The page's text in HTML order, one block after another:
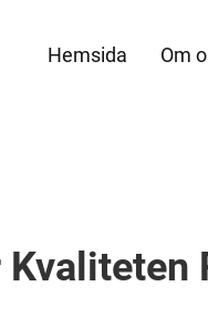
Hemsida Om